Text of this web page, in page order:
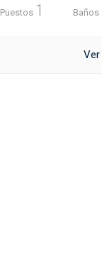
Puestos 1 Baños
Ver